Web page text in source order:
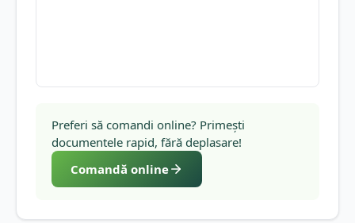
Preferi să comandi online? Primești
documentele rapid, fără deplasare!
Comandă online